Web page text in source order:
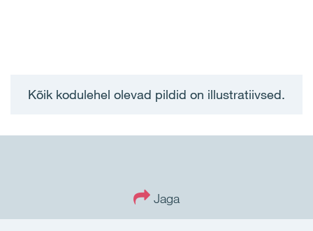
Jaga
Kõik kodulehel olevad pildid on illustratiivsed.